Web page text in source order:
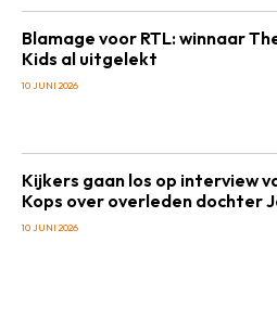
Blamage voor RTL: winnaar
Kids al uitgelekt
10 JUNI 2026
Kijkers gaan los op interview
Kops over overleden dochter
10 JUNI 2026